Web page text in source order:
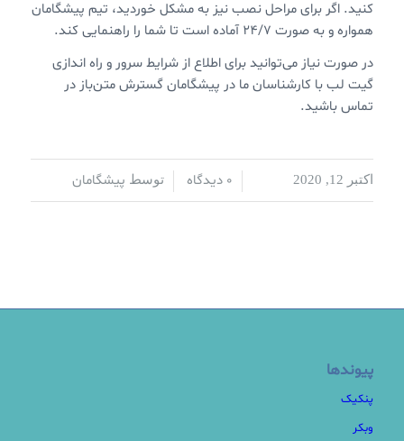
کنید. اگر برای مراحل نصب نیز به مشکل خوردید، تیم پیشگامان
همواره و به صورت ۲۴/۷ آماده است تا شما را راهنمایی کند.
در صورت نیاز می‌توانید برای اطلاع از شرایط سرور و راه اندازی
گیت لب با کارشناسان ما در پیشگامان گسترش متن‌باز در
تماس باشید.
اکتبر 12, 2020 / 0 دیدگاه/ توسط پیشگامان
پیوندها
پنکیک
وبکر